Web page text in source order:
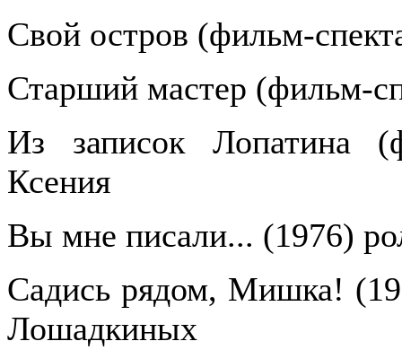
Свой остров (фильм-
Старший мастер (фильм-
Из записок Лопатина
Ксения
Вы мне писали... (1976)
Садись рядом, Мишка!
Лошадкиных